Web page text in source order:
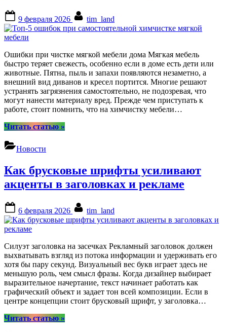
способы
сэкономить
on
9 февраля 2026 tim_land
Ошибки при чистке мягкой мебели дома Мягкая мебель
быстро теряет свежесть, особенно если в доме есть дети или
животные. Пятна, пыль и запахи появляются незаметно, а
внешний вид диванов и кресел портится. Многие решают
устранять загрязнения самостоятельно, не подозревая, что
могут нанести материалу вред. Прежде чем приступать к
работе, стоит помнить, что на химчистку мебели…
Читать статью“Топ-5
мягкой
мебели”
»
Новости
Как брусковые шрифты усиливают
акценты в заголовках и рекламе
on
6 февраля 2026 tim_land
Силуэт заголовка на засечках Рекламный заголовок должен
выхватывать взгляд из потока информации и удерживать его
хотя бы пару секунд. Визуальный вес букв играет здесь не
меньшую роль, чем смысл фразы. Когда дизайнер выбирает
выразительное начертание, текст начинает работать как
графический объект и задает тон всей композиции. Если в
центре концепции стоит брусковый шрифт, у заголовка…
Читать статью“Как
»